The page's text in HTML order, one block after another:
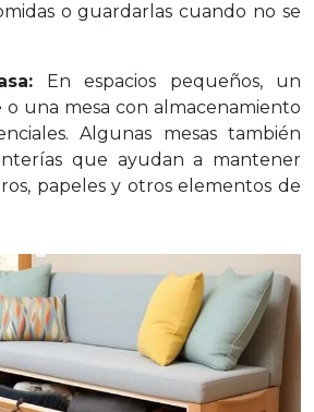
o guardarlas cuando no se
En espacios pequeños, un
una mesa con almacenamiento
Algunas mesas también
que ayudan a mantener
papeles y otros elementos de